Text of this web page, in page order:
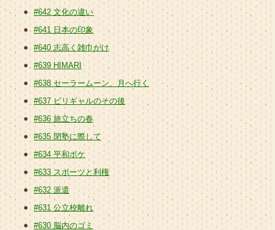
#642 文化の違い
#641 日本の印象
#640 志高く雑巾がけ
#639 HIMARI
#638 セーラームーン、月へ行く
#637 ビリギャルのその後
#636 旅立ちの春
#635 閉塾に際して
#634 平和ボケ
#633 スポーツと利権
#632 派遣
#631 公立校離れ
#630 脳内のゴミ